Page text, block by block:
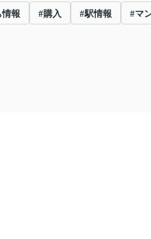
報 #購入 #駅情報 #マ